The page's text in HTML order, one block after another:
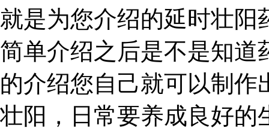
就是为您介绍的延时壮阳
简单介绍之后是不是知道
的介绍您自己就可以制
壮阳，日常要养成良好的